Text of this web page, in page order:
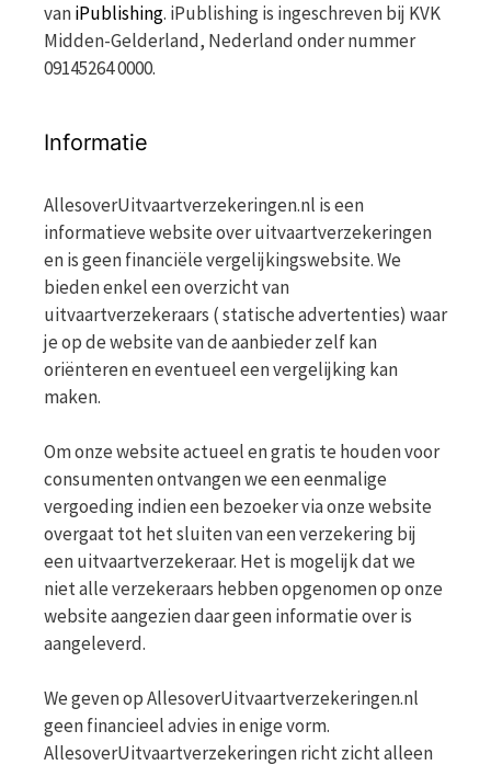
vaniPublishing. iPublishing is ingeschreven bij KVK
Midden-Gelderland, Nederland onder nummer
09145264 0000.
Informatie
AllesoverUitvaartverzekeringen.nl is een
informatieve website over uitvaartverzekeringen
en is geen financiële vergelijkingswebsite. We
bieden enkel een overzicht van
uitvaartverzekeraars ( statische advertenties) waar
je op de website van de aanbieder zelf kan
oriënteren en eventueel een vergelijking kan
maken.
Om onze website actueel en gratis te houden voor
consumenten ontvangen we een eenmalige
vergoeding indien een bezoeker via onze website
overgaat tot het sluiten van een verzekering bij
een uitvaartverzekeraar. Het is mogelijk dat we
niet alle verzekeraars hebben opgenomen op onze
website aangezien daar geen informatie over is
aangeleverd.
We geven op AllesoverUitvaartverzekeringen.nl
geen financieel advies in enige vorm.
AllesoverUitvaartverzekeringen richt zicht alleen